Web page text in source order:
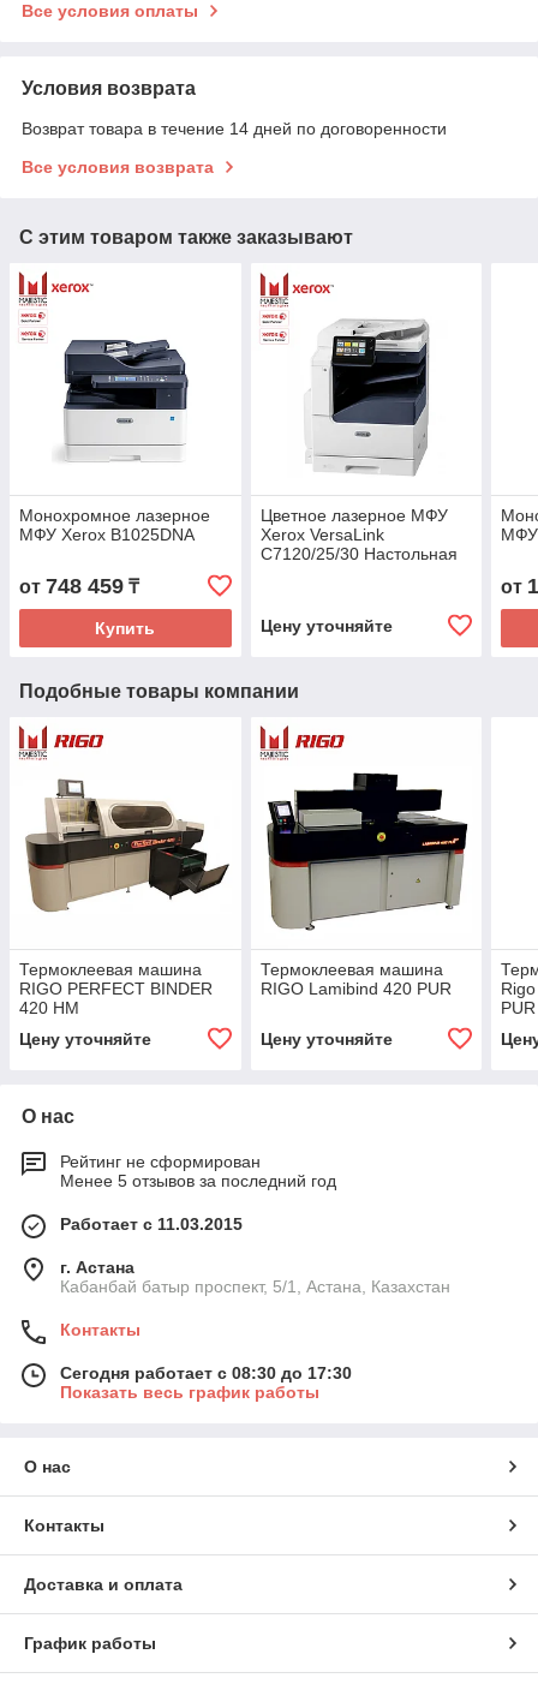
Все условия оплаты
Условия возврата
Возврат товара в течение 14 дней по договоренности
Все условия возврата
С этим товаром также заказывают
Монохромное лазерное
МФУ Xerox B1025DNA
от 748 459 ₸
Купить
Цветное лазерное МФУ
Xerox VersaLink
C7120/25/30 Настольная
Цену уточняйте
МФУ
от
Подобные товары компании
Термоклеевая машина
RIGO PERFECT BINDER
420 HM
Цену уточняйте
Термоклеевая машина
RIGO Lamibind 420 PUR
Цену уточняйте
PUR
О нас
Рейтинг не сформирован
Менее 5 отзывов за последний год
Работает с 11.03.2015
г. Астана
Кабанбай батыр проспект, 5/1, Астана, Казахстан
Контакты
Сегодня работает с 08:30 до 17:30
Показать весь график работы
О нас
Контакты
Доставка и оплата
График работы